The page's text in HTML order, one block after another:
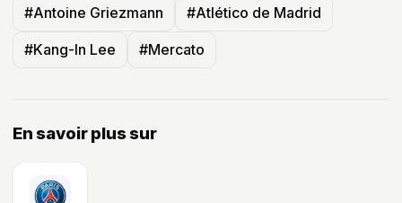
#Antoine Griezmann #Atlético de Madrid
#Kang-In Lee #Mercato
En savoir plus sur